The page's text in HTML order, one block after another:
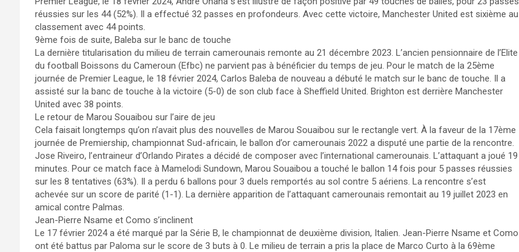
réussies sur les 44 (52%). Il a effectué 32 passes en profondeurs. Avec cette victoire, Manchester United est sixième au
classement avec 44 points.
9ème fois de suite, Baleba sur le banc de touche
La dernière titularisation du milieu de terrain camerounais remonte au 21 décembre 2023. L’ancien pensionnaire de l’Elite
du football Boissons du Cameroun (Efbc) ne parvient pas à bénéficier du temps de jeu. Pour le match de la 25ème
journée de Premier League, le 18 février 2024, Carlos Baleba de nouveau a débuté le match sur le banc de touche. Il a
assisté sur la banc de touche à la victoire (5-0) de son club face à Sheffield United. Brighton est derrière Manchester
United avec 38 points.
Le retour de Marou Souaibou sur l’aire de jeu
Cela faisait longtemps qu’on n’avait plus des nouvelles de Marou Souaibou sur le rectangle vert. À la faveur de la 17ème
journée de Premiership, championnat Sud-africain, le ballon d’or camerounais 2022 a disputé une partie de la rencontre.
Jose Riveiro, l’entraineur d’Orlando Pirates a décidé de composer avec l’international camerounais. L’attaquant a joué 19
minutes. Pour ce match face à Mamelodi Sundown, Marou Souaibou a touché le ballon 14 fois pour 5 passes réussies
sur les 8 tentatives (63%). Il a perdu 6 ballons pour 3 duels remportés au sol contre 5 aériens. La rencontre s’est
achevée sur un score de parité (1-1). La dernière apparition de l’attaquant camerounais remontait au 19 juillet 2023 en
amical contre Palmas.
Jean-Pierre Nsame et Como s’inclinent
Le 17 février 2024 a été marqué par la Série B, le championnat de deuxième division, Italien. Jean-Pierre Nsame et Como
ont été battus par Paloma sur le score de 3 buts à 0. Le milieu de terrain a pris la place de Marco Curto à la 69ème